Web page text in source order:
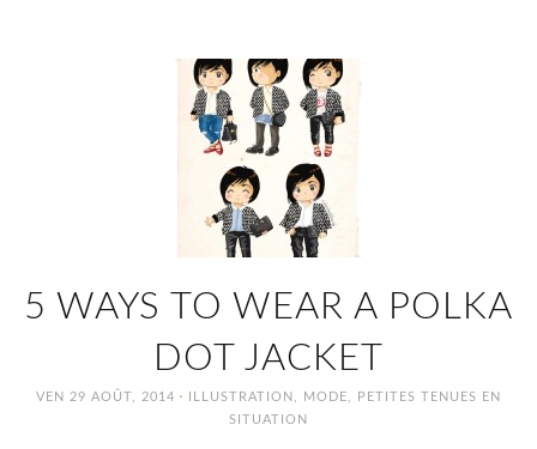
5 WAYS TO WEAR A POLKA
DOT JACKET
VEN 29 AOÛT, 2014 · ILLUSTRATION MODE
PETITES TENUES EN
SITUATION